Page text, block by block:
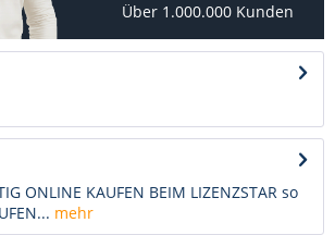
Über 1.000.000 Kunden
ONLINE KAUFEN BEIM LIZENZSTAR so
mehr